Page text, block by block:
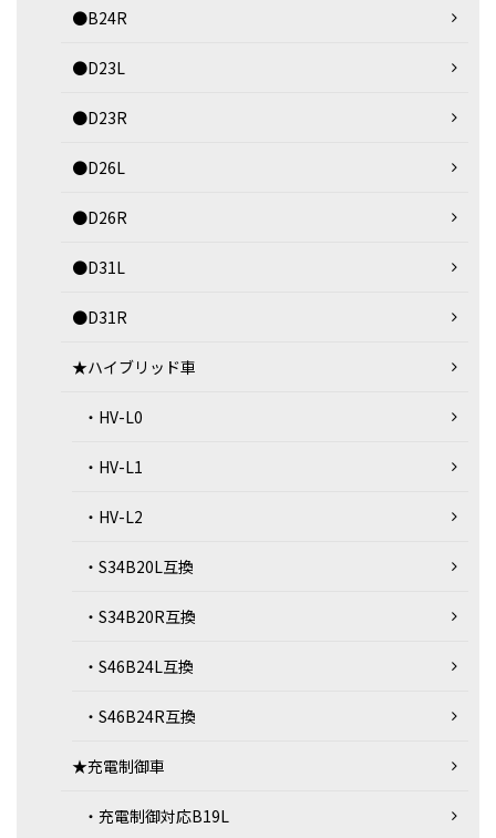
●B24R
●D23L
●D23R
●D26L
●D26R
●D31L
●D31R
★ハイブリッド車
・HV-L0
・HV-L1
・HV-L2
・S34B20L互換
・S34B20R互換
・S46B24L互換
・S46B24R互換
★充電制御車
・充電制御対応B19L